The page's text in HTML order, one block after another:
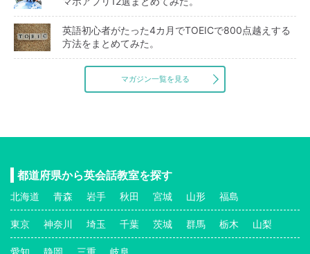
英語初心者がたった4カ月でTOEICで800点越えする
方法をまとめてみた。
マガジン一覧を見る
都道府県から英会話教室を探す
北海道 青森 岩手 秋田 宮城 山形 福島
東京 神奈川 埼玉 千葉 茨城 群馬 栃木 山梨
愛知 静岡 三重 岐阜